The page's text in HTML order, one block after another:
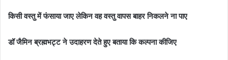
किसी वस्तु में फंसाया जाए लेकिन वह वस्तु वापस बाहर निकलने ना पाए
डॉ जैमिन ब्रह्मभट्ट ने उदाहरण देते हुए बताया कि कल्पना कीजिए